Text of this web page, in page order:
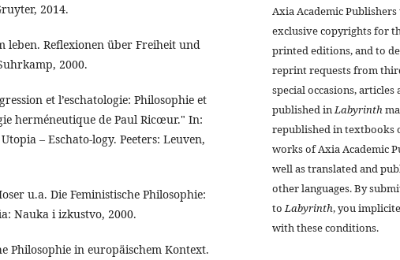
2014.
leben. Reflexionen über Freiheit und
2000.
et l’eschatologie: Philosophie et
herméneutique de Paul Ricœur." In:
– Eschato-logy. Peeters: Leuven,
u.a. Die Feministische Philosophie:
Nauka i izkustvo, 2000.
Philosophie in europäischem Kontext.
Axia Academic Publishers
exclusive copyrights for
printed editions, and to
reprint requests from
special occasions, articles
published inLabyrinth
republished in textbooks
works of Axia Academic
well as translated and
other languages. By
toLabyrinth, you
with these conditions.